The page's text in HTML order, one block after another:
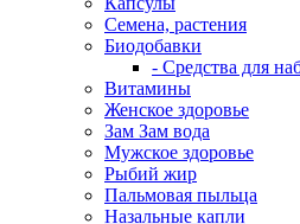
Семена, растения
Биодобавки
- Средства для
Витамины
Женское здоровье
Зам Зам вода
Мужское здоровье
Рыбий жир
Пальмовая пыльца
Назальные капли